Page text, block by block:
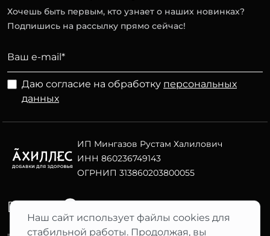
Наш сайт использует файлы cookies для
стабильной работы. Продолжая, вы
Хочешь быть первым, кто узнает о наших новинках?
Подпишись на рассылку прямо сейчас!
Даю согласие на обработку персональных
данных
ИП Мингазов Рустам Халилович
ИНН 860236749143
ОГРНИП 313860203800055